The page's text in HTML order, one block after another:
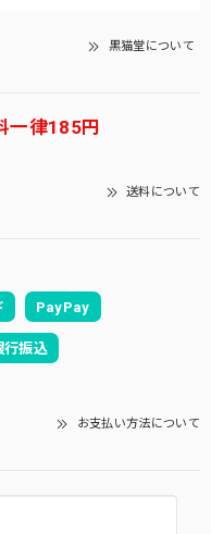
黒猫堂について
一律185円
送料について
PayPay
行振込
お支払い方法について